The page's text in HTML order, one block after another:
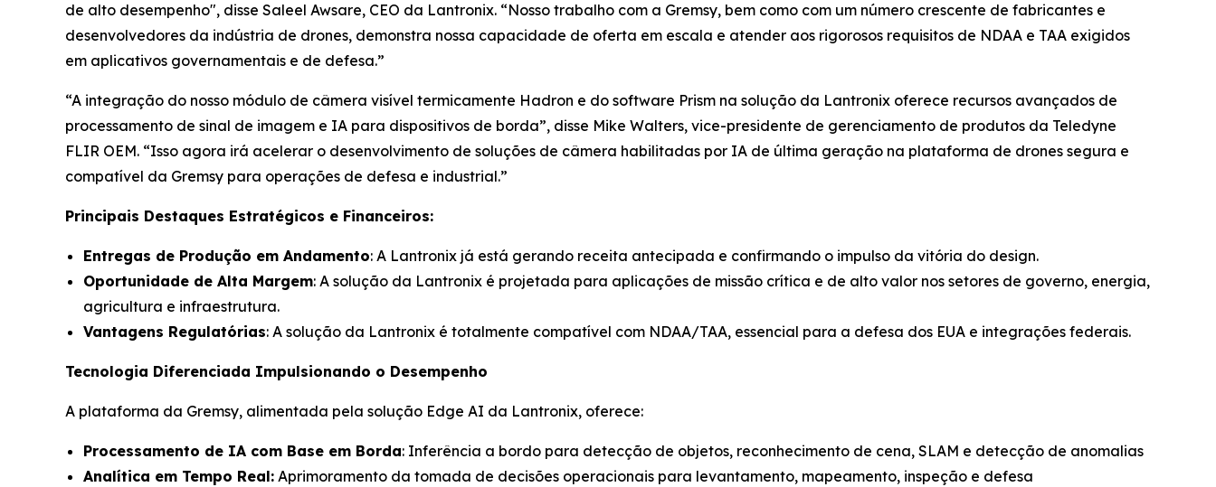
de alto desempenho", disse Saleel Awsare, CEO da Lantronix. “Nosso trabalho com a Gremsy, bem como com um número crescente de fabricantes e
desenvolvedores da indústria de drones, demonstra nossa capacidade de oferta em escala e atender aos rigorosos requisitos de NDAA e TAA exigidos
em aplicativos governamentais e de defesa.”
“A integração do nosso módulo de câmera visível termicamente Hadron e do software Prism na solução da Lantronix oferece recursos avançados de
processamento de sinal de imagem e IA para dispositivos de borda”, disse Mike Walters, vice-presidente de gerenciamento de produtos da Teledyne
FLIR OEM. “Isso agora irá acelerar o desenvolvimento de soluções de câmera habilitadas por IA de última geração na plataforma de drones segura e
compatível da Gremsy para operações de defesa e industrial.”
Principais Destaques Estratégicos e Financeiros:
Entregas de Produção em Andamento: A Lantronix já está gerando receita antecipada e confirmando o impulso da vitória do design.
Oportunidade de Alta Margem: A solução da Lantronix é projetada para aplicações de missão crítica e de alto valor nos setores de governo, energia,
agricultura e infraestrutura.
Vantagens Regulatórias: A solução da Lantronix é totalmente compatível com NDAA/TAA, essencial para a defesa dos EUA e integrações federais.
Tecnologia Diferenciada Impulsionando o Desempenho
A plataforma da Gremsy, alimentada pela solução Edge AI da Lantronix, oferece:
Processamento de IA com Base em Borda: Inferência a bordo para detecção de objetos, reconhecimento de cena, SLAM e detecção de anomalias
Analítica em Tempo Real: Aprimoramento da tomada de decisões operacionais para levantamento, mapeamento, inspeção e defesa